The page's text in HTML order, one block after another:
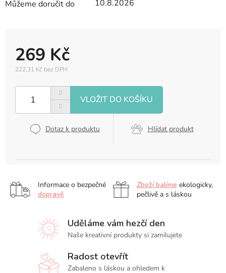
Můžeme doručit do
10.8.2026
269 Kč
222,31 Kč bez DPH
cena:
Dotaz k produktu Hlídat produkt
Informace o bezpečné
dopravě
Zboží balíme ekologicky,
pečlivě a s láskou
Uděláme vám hezčí den
Naše kreativní produkty si zamilujete
Radost otevřít
Zabaleno s láskou a ohledem k